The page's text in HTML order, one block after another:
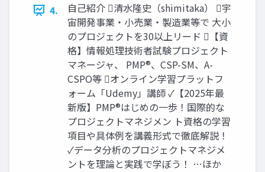
4.
自己紹介 清水隆史（shimitaka） 宇
宙開発事業・小売業・製造業等で 大小
のプロジェクトを30以上リード 【資
格】情報処理技術者試験プロジェクト
マネージャ、 PMP®、CSP-SM、A-
CSPO等 オンライン学習プラットフ
ォーム「Udemy」講師 ✓【2025年最
新版】PMP®はじめの一歩！国際的な
プロジェクトマネジメン ト資格の学習
項目や具体例を講義形式で徹底解説！
✓データ分析のプロジェクトマネジメ
ントを理論と実践で学ぼう！ …ほか